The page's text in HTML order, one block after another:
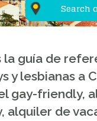
Search
la guía de
y lesbianas a
gay-friendly,
alquiler de